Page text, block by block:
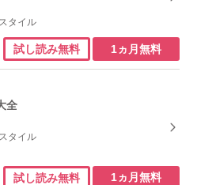
タイル
試し読み無料 1ヵ月無料
全
タイル
試し読み無料 1ヵ月無料